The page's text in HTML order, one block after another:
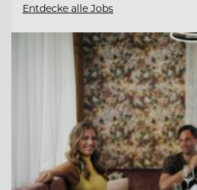
Entdecke alle Jobs